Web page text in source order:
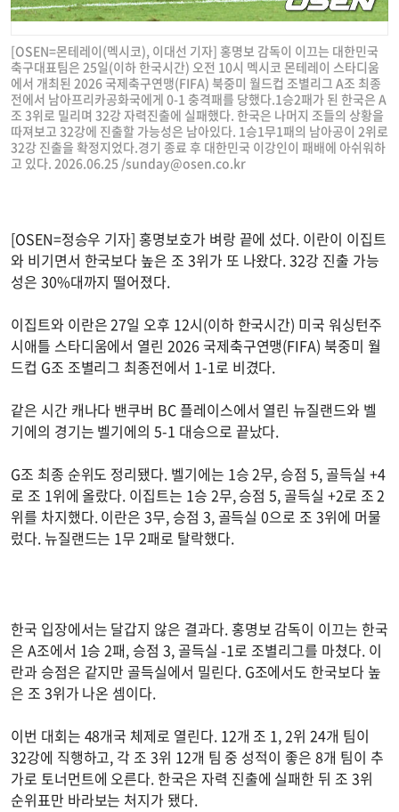
[OSEN=몬테레이(멕시코), 이대선 기자] 홍명보 감독이 이끄는 대한민국
축구대표팀은 25일(이하 한국시간) 오전 10시 멕시코 몬테레이 스타디움
에서 개최된 2026 국제축구연맹(FIFA) 북중미 월드컵 조별리그 A조 최종
전에서 남아프리카공화국에게 0-1 충격패를 당했다.1승2패가 된 한국은 A
조 3위로 밀리며 32강 자력진출에 실패했다. 한국은 나머지 조들의 상황을
따져보고 32강에 진출할 가능성은 남아있다. 1승1무1패의 남아공이 2위로
32강 진출을 확정지었다.경기 종료 후 대한민국 이강인이 패배에 아쉬워하
고 있다. 2026.06.25 /sunday@osen.co.kr
[OSEN=정승우 기자] 홍명보호가 벼랑 끝에 섰다. 이란이 이집트
와 비기면서 한국보다 높은 조 3위가 또 나왔다. 32강 진출 가능
성은 30%대까지 떨어졌다.
이집트와 이란은 27일 오후 12시(이하 한국시간) 미국 워싱턴주
시애틀 스타디움에서 열린 2026 국제축구연맹(FIFA) 북중미 월
드컵 G조 조별리그 최종전에서 1-1로 비겼다.
같은 시간 캐나다 밴쿠버 BC 플레이스에서 열린 뉴질랜드와 벨
기에의 경기는 벨기에의 5-1 대승으로 끝났다.
G조 최종 순위도 정리됐다. 벨기에는 1승 2무, 승점 5, 골득실 +4
로 조 1위에 올랐다. 이집트는 1승 2무, 승점 5, 골득실 +2로 조 2
위를 차지했다. 이란은 3무, 승점 3, 골득실 0으로 조 3위에 머물
렀다. 뉴질랜드는 1무 2패로 탈락했다.
한국 입장에서는 달갑지 않은 결과다. 홍명보 감독이 이끄는 한국
은 A조에서 1승 2패, 승점 3, 골득실 -1로 조별리그를 마쳤다. 이
란과 승점은 같지만 골득실에서 밀린다. G조에서도 한국보다 높
은 조 3위가 나온 셈이다.
이번 대회는 48개국 체제로 열린다. 12개 조 1, 2위 24개 팀이
32강에 직행하고, 각 조 3위 12개 팀 중 성적이 좋은 8개 팀이 추
가로 토너먼트에 오른다. 한국은 자력 진출에 실패한 뒤 조 3위
순위표만 바라보는 처지가 됐다.